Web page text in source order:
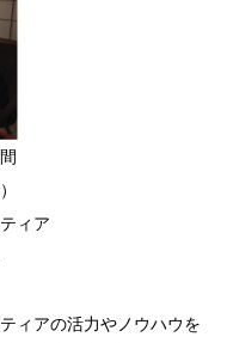
ィア
ィアの活力やノウハウを